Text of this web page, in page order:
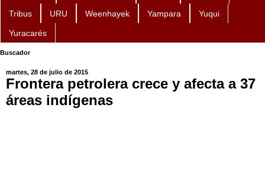
Tribus URU Weenhayek Yampara Yuqui
Yuracarés
Buscador
martes, 28 de julio de 2015
Frontera petrolera crece y afecta a 37
áreas indígenas